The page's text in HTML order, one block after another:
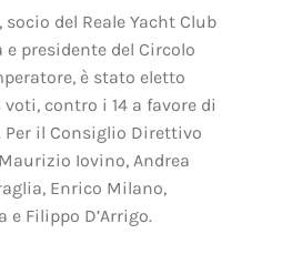
socio del Reale Yacht Club
presidente del Circolo
è stato eletto
voti, contro i 14 a favore di
Per il Consiglio Direttivo
Iovino, Andrea
Enrico Milano,
Filippo D’Arrigo.